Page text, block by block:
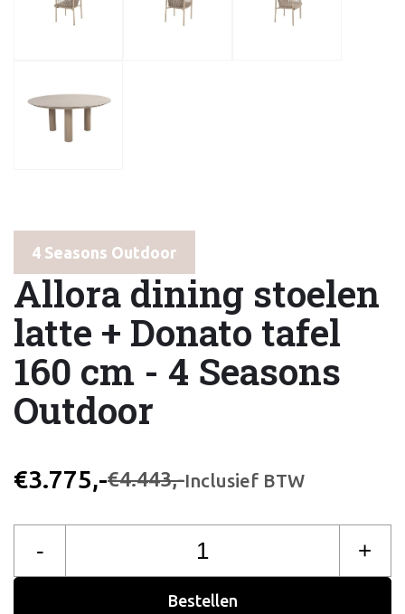
4 Seasons Outdoor
Allora dining stoelen
latte + Donato tafel
160 cm - 4 Seasons
Outdoor
€3.775,-€4.443,-Inclusief BTW
- +
Bestellen